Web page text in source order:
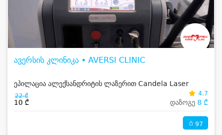
ავერსის კლინიკა • AVERSI CLINIC
ეპილაცია ალექსანდრიტის ლაზერით Candela Laser
22 ₾
10 ₾
4.7
დაზოგე 8 ₾
97